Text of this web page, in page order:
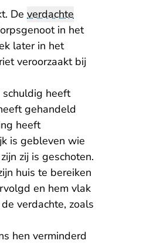
De verdachte
in het
later in het
veroorzaakt bij
schuldig heeft
gehandeld
heeft
is gebleven wie
zij is geschoten.
huis te bereiken
en hem vlak
verdachte, zoals
hen verminderd